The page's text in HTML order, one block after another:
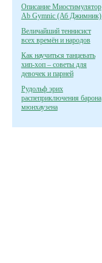
Описание Миостимулятор
Ab Gymnic (Аб Джимник)
Величайший теннисист
всех времён и народов
Как научиться танцевать
хип-хоп – советы для
девочек и парней
Рудольф эрих
распеприключения барона
мюнхаузена